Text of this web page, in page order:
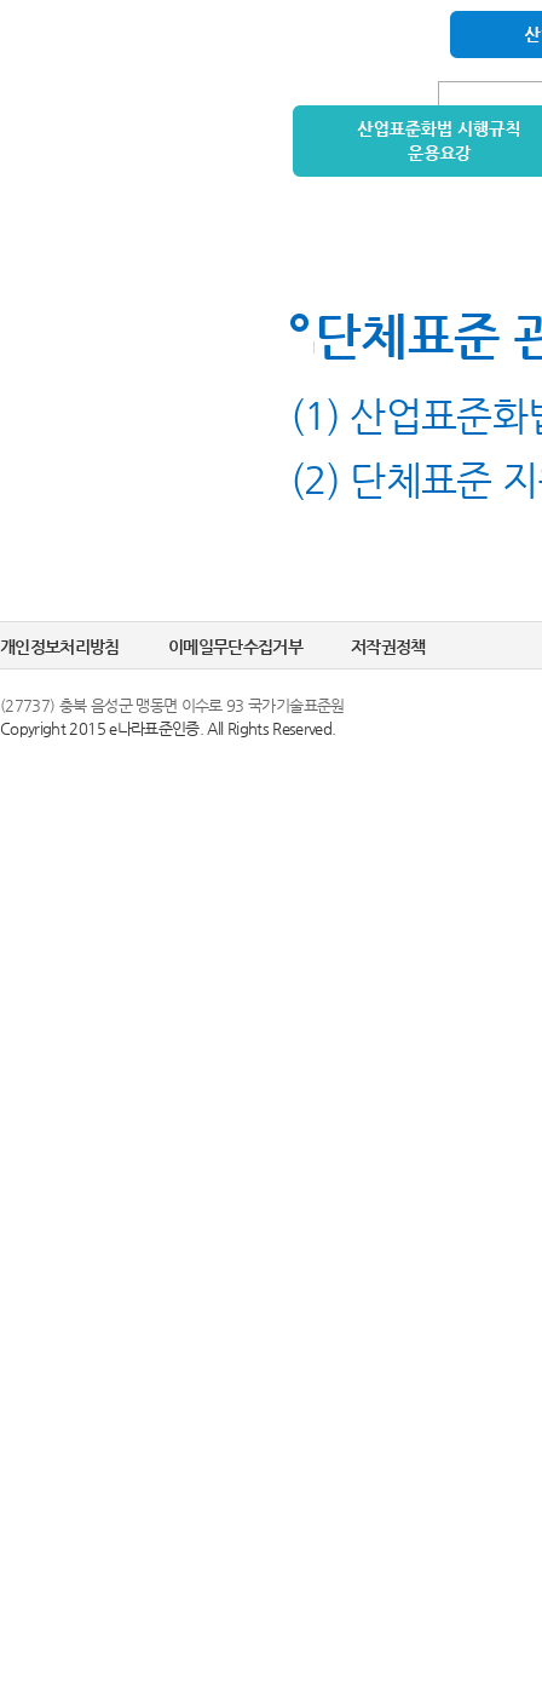
단체표준
(1) 산업표준화
(2) 단체표준
개인정보처리방침 이메일무단수집거부 저작권정책
(27737) 충북 음성군 맹동면 이수로 93 국가기술표준원
Copyright 2015 e나라표준인증. All Rights Reserved.